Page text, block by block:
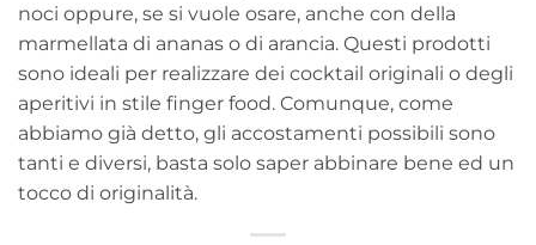
noci oppure, se si vuole osare, anche con della
marmellata di ananas o di arancia. Questi prodotti
sono ideali per realizzare dei cocktail originali o degli
aperitivi in stile finger food. Comunque, come
abbiamo già detto, gli accostamenti possibili sono
tanti e diversi, basta solo saper abbinare bene ed un
tocco di originalità.